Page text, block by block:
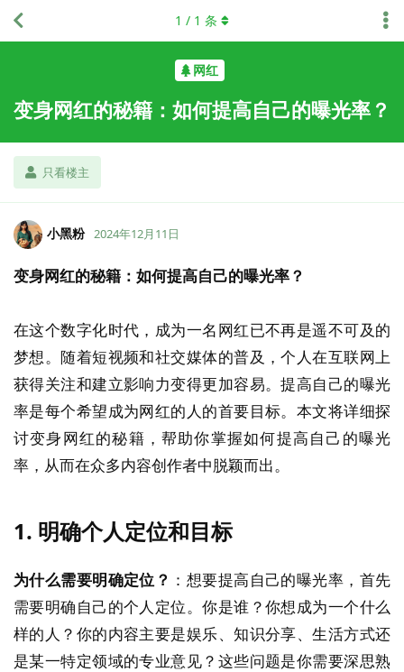
网红
变身网红的秘籍：如何提高自己的曝光率？
只看楼主
1 / 1 条
小黑粉 2024年12月11日
变身网红的秘籍：如何提高自己的曝光率？
在这个数字化时代，成为一名网红已不再是遥不可及的
梦想。随着短视频和社交媒体的普及，个人在互联网上
获得关注和建立影响力变得更加容易。提高自己的曝光
率是每个希望成为网红的人的首要目标。本文将详细探
讨变身网红的秘籍，帮助你掌握如何提高自己的曝光
率，从而在众多内容创作者中脱颖而出。
1. 明确个人定位和目标
为什么需要明确定位？ ：想要提高自己的曝光率，首先
需要明确自己的个人定位。你是谁？你想成为一个什么
样的人？你的内容主要是娱乐、知识分享、生活方式还
是某一特定领域的专业意见？这些问题是你需要深思熟